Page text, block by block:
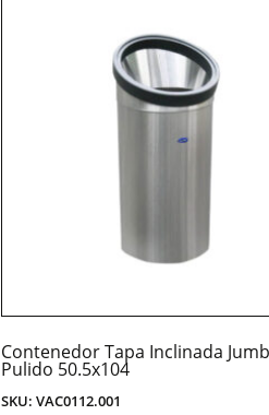
Contenedor Tapa Inclinada
Pulido 50.5x104
SKU: VAC0112.001